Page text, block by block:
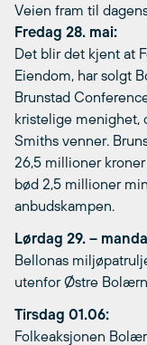
Veien fram til
Fredag 28. mai:
Det blir det kjent at
Eiendom, har solgt
Brunstad
kristelige menighet,
Smiths venner.
26,5 millioner
bød 2,5 millioner
anbudskampen.
Lørdag 29. –
Bellonas
utenfor Østre
Tirsdag 01.06:
Folkeaksjonen